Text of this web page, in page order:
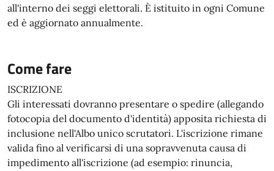
all'interno dei seggi elettorali. È istituito in ogni Comune
ed è aggiornato annualmente.
Come fare
ISCRIZIONE
Gli interessati dovranno presentare o spedire (allegando
fotocopia del documento d'identità) apposita richiesta di
inclusione nell'Albo unico scrutatori. L'iscrizione rimane
valida fino al verificarsi di una sopravvenuta causa di
impedimento all'iscrizione (ad esempio: rinuncia,